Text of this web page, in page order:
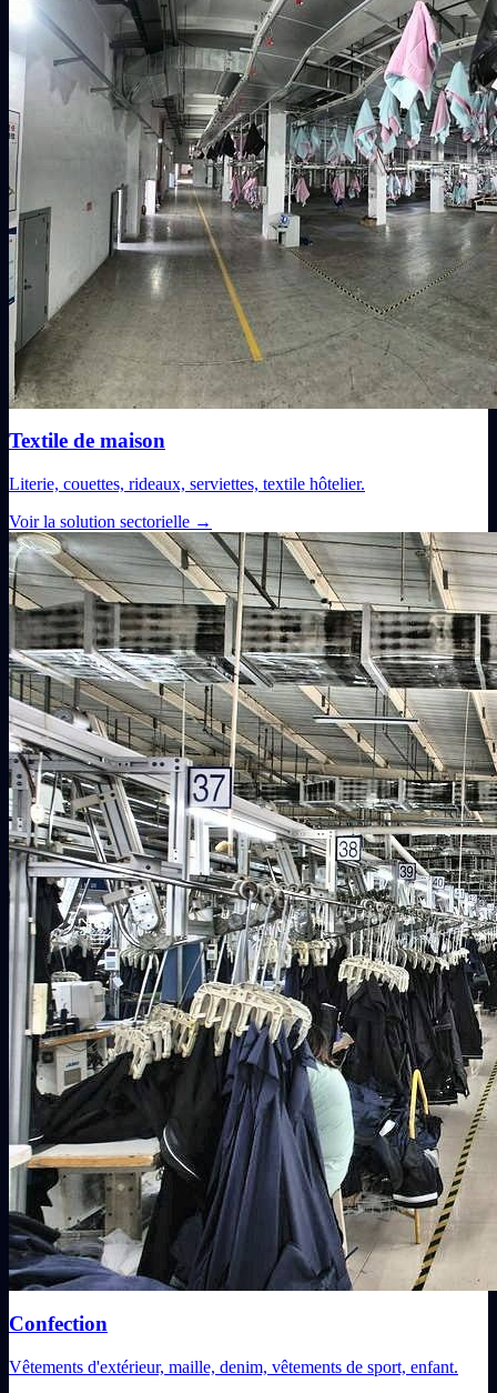
Textile de maison
Literie, couettes, rideaux, serviettes, textile hôtelier.
Voir la solution sectorielle →
Confection
Vêtements d'extérieur, maille, denim, vêtements de sport, enfant.